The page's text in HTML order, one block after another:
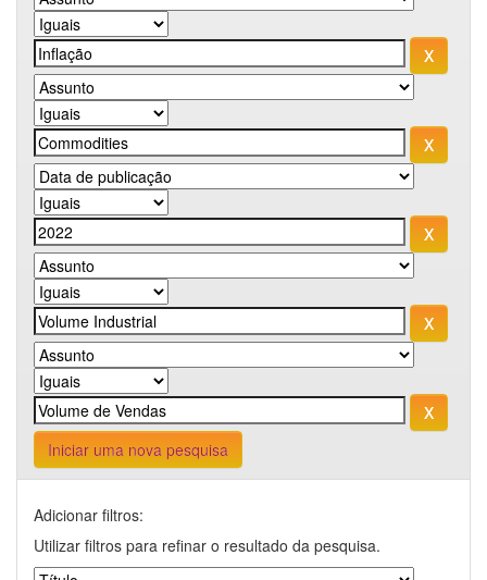
Iniciar uma nova pesquisa
Adicionar filtros:
Utilizar filtros para refinar o resultado da pesquisa.